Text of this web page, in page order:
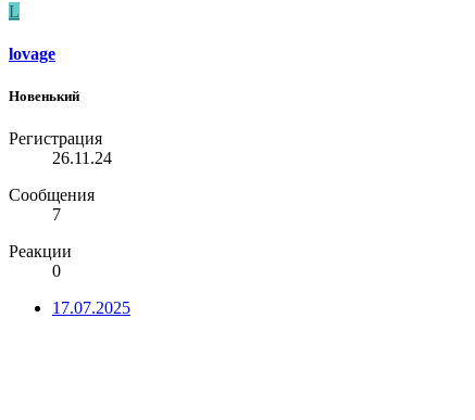
L
lovage
Новенький
Регистрация
26.11.24
Сообщения
7
Реакции
0
17.07.2025